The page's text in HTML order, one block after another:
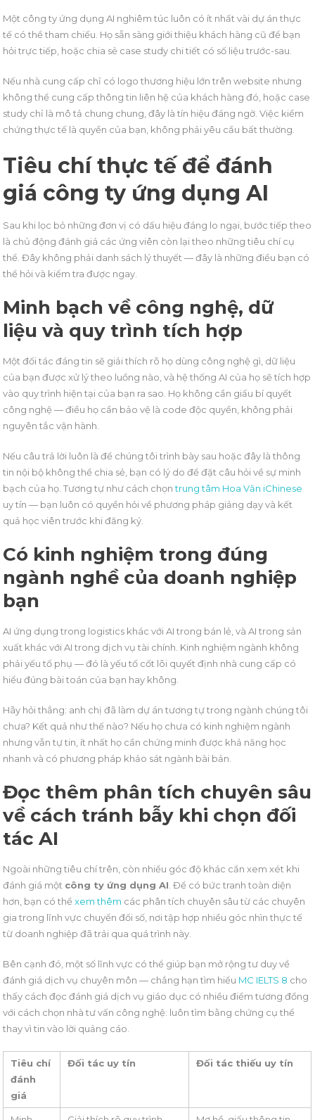
Một công ty ứng dụng AI nghiêm túc luôn có ít nhất vài dự án thực
tế có thể tham chiếu. Họ sẵn sàng giới thiệu khách hàng cũ để bạn
hỏi trực tiếp, hoặc chia sẻ case study chi tiết có số liệu trước-sau.
Nếu nhà cung cấp chỉ có logo thương hiệu lớn trên website nhưng
không thể cung cấp thông tin liên hệ của khách hàng đó, hoặc case
study chỉ là mô tả chung chung, đây là tín hiệu đáng ngờ. Việc kiểm
chứng thực tế là quyền của bạn, không phải yêu cầu bất thường.
Tiêu chí thực tế để đánh
giá công ty ứng dụng AI
Sau khi lọc bỏ những đơn vị có dấu hiệu đáng lo ngại, bước tiếp theo
là chủ động đánh giá các ứng viên còn lại theo những tiêu chí cụ
thể. Đây không phải danh sách lý thuyết — đây là những điều bạn có
thể hỏi và kiểm tra được ngay.
Minh bạch về công nghệ, dữ
liệu và quy trình tích hợp
Một đối tác đáng tin sẽ giải thích rõ họ dùng công nghệ gì, dữ liệu
của bạn được xử lý theo luồng nào, và hệ thống AI của họ sẽ tích hợp
vào quy trình hiện tại của bạn ra sao. Họ không cần giấu bí quyết
công nghệ — điều họ cần bảo vệ là code độc quyền, không phải
nguyên tắc vận hành.
Nếu câu trả lời luôn là để chúng tôi trình bày sau hoặc đây là thông
tin nội bộ không thể chia sẻ, bạn có lý do để đặt câu hỏi về sự minh
bạch của họ. Tương tự như cách chọntrung tâm Hoa Văn iChinese
uy tín — bạn luôn có quyền hỏi về phương pháp giảng dạy và kết
quả học viên trước khi đăng ký.
Có kinh nghiệm trong đúng
ngành nghề của doanh nghiệp
bạn
AI ứng dụng trong logistics khác với AI trong bán lẻ, và AI trong sản
xuất khác với AI trong dịch vụ tài chính. Kinh nghiệm ngành không
phải yếu tố phụ — đó là yếu tố cốt lõi quyết định nhà cung cấp có
hiểu đúng bài toán của bạn hay không.
Hãy hỏi thẳng: anh chị đã làm dự án tương tự trong ngành chúng tôi
chưa? Kết quả như thế nào? Nếu họ chưa có kinh nghiệm ngành
nhưng vẫn tự tin, ít nhất họ cần chứng minh được khả năng học
nhanh và có phương pháp khảo sát ngành bài bản.
Đọc thêm phân tích chuyên sâu
về cách tránh bẫy khi chọn đối
tác AI
Ngoài những tiêu chí trên, còn nhiều góc độ khác cần xem xét khi
đánh giá một công ty ứng dụng AI . Để có bức tranh toàn diện
hơn, bạn có thểxem thêm các phân tích chuyên sâu từ các chuyên
gia trong lĩnh vực chuyển đổi số, nơi tập hợp nhiều góc nhìn thực tế
từ doanh nghiệp đã trải qua quá trình này.
Bên cạnh đó, một số lĩnh vực có thể giúp bạn mở rộng tư duy về
đánh giá dịch vụ chuyên môn — chẳng hạn tìm hiểu MC IELTS 8 cho
thấy cách đọc đánh giá dịch vụ giáo dục có nhiều điểm tương đồng
với cách chọn nhà tư vấn công nghệ: luôn tìm bằng chứng cụ thể
thay vì tin vào lời quảng cáo.
Tiêu chí
đánh
giá
Đối tác uy tín Đối tác thiếu uy tín